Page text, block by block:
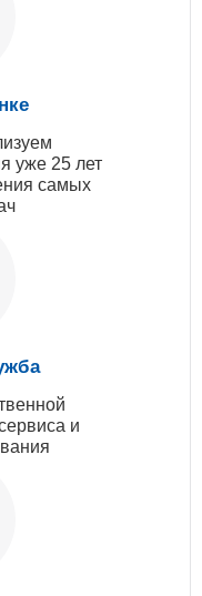
уже 25 лет
самых
и